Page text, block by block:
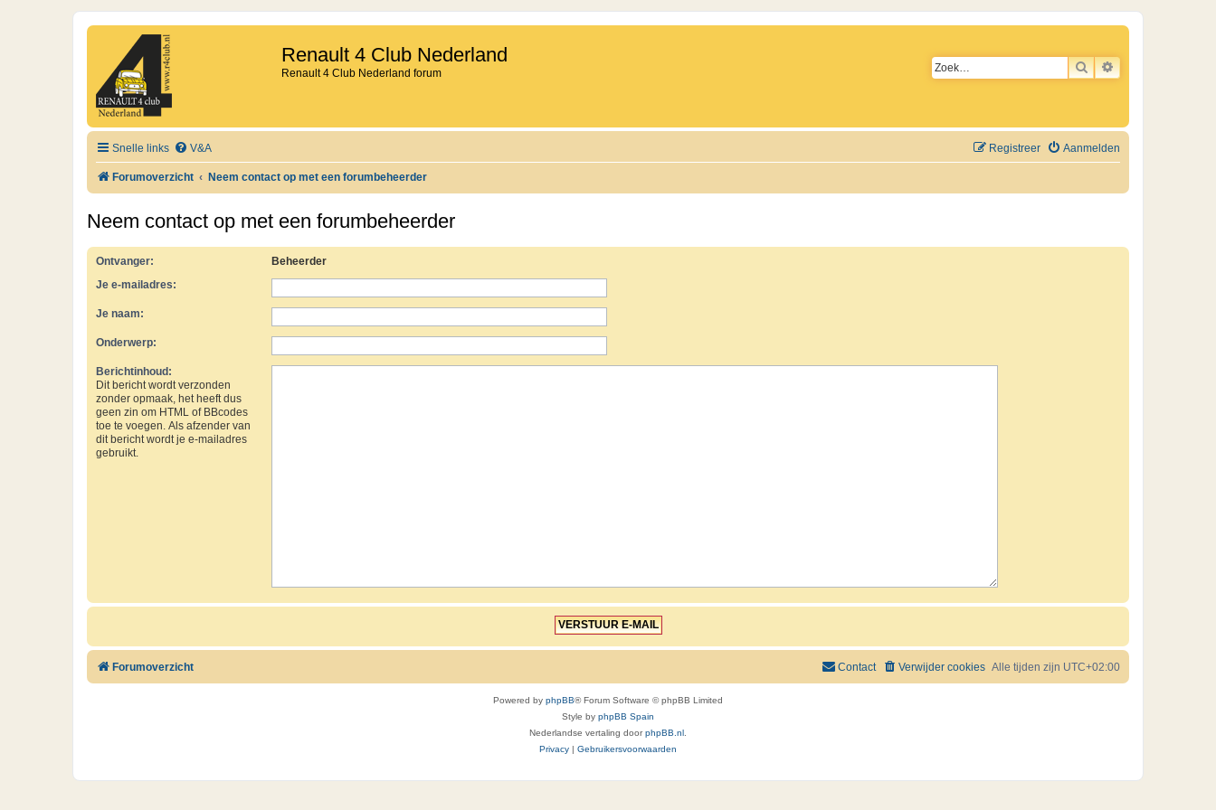
Renault 4 Club Nederland
Renault 4 Club Nederland forum ZOEKUITGEBREID
Snelle links V&A Aanmelden
Registreer
Forumoverzicht Neem contact op met een forumbeheerder
Neem contact op met een forumbeheerder
Ontvanger:
Beheerder
Je e-mailadres:
Je naam:
Onderwerp:
Berichtinhoud:
Dit bericht wordt verzonden
zonder opmaak, het heeft dus
geen zin om HTML of BBcodes
toe te voegen. Als afzender van
dit bericht wordt je e-mailadres
gebruikt.
Forumoverzicht Alle tijden zijn UTC+02:00
Verwijder cookies
Contact
Powered by phpBB® Forum Software © phpBB Limited
Style by phpBB Spain
Nederlandse vertaling doorphpBB.nl
Privacy | Gebruikersvoorwaarden